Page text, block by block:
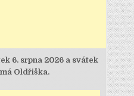
6. srpna 2026 a svátek
má Oldřiška.